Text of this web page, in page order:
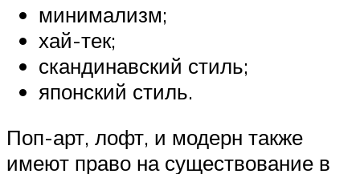
минимализм;
хай-тек;
скандинавский стиль;
японский стиль.
Поп-арт, лофт, и модерн также
имеют право на существование в